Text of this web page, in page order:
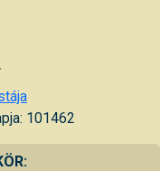
101462